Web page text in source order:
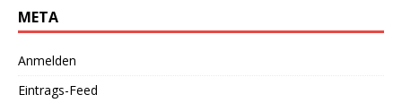
META
Anmelden
Eintrags-Feed